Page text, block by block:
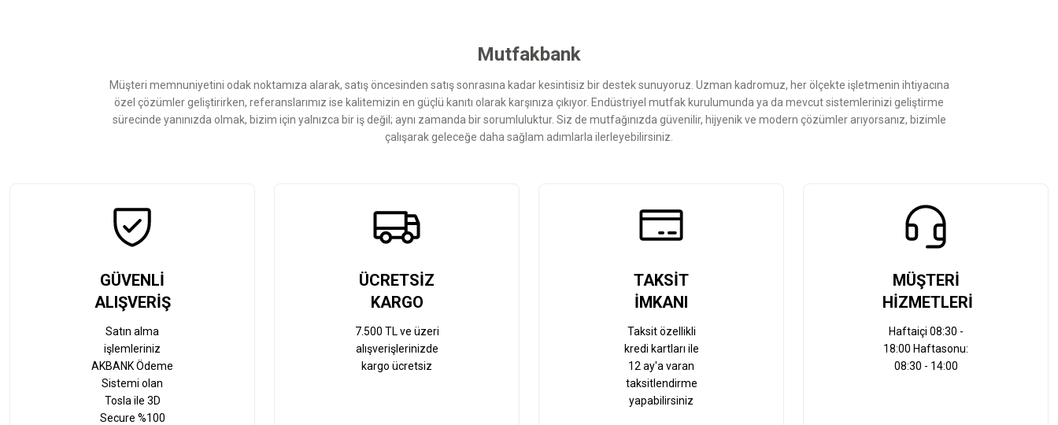
Bu ürüne benzer farklı alternatifler olmalı.
Mutfakbank
Müşteri memnuniyetini odak noktamıza alarak, satış öncesinden satış sonrasına kadar kesintisiz bir destek sunuyoruz. Uzman kadromuz, her ölçekte işletmenin ihtiyacına
özel çözümler geliştirirken, referanslarımız ise kalitemizin en güçlü kanıtı olarak karşınıza çıkıyor. Endüstriyel mutfak kurulumunda ya da mevcut sistemlerinizi geliştirme
sürecinde yanınızda olmak, bizim için yalnızca bir iş değil; aynı zamanda bir sorumluluktur. Siz de mutfağınızda güvenilir, hijyenik ve modern çözümler arıyorsanız, bizimle
çalışarak geleceğe daha sağlam adımlarla ilerleyebilirsiniz.
GÜVENLİ
ALIŞVERİŞ
Satın alma
işlemleriniz
AKBANK Ödeme
Sistemi olan
Tosla ile 3D
Secure %100
ÜCRETSİZ
KARGO
7.500 TL ve üzeri
alışverişlerinizde
kargo ücretsiz
TAKSİT
İMKANI
Taksit özellikli
kredi kartları ile
12 ay'a varan
taksitlendirme
yapabilirsiniz
MÜŞTERİ
HİZMETLERİ
Haftaiçi 08:30 -
18:00 Haftasonu:
08:30 - 14:00